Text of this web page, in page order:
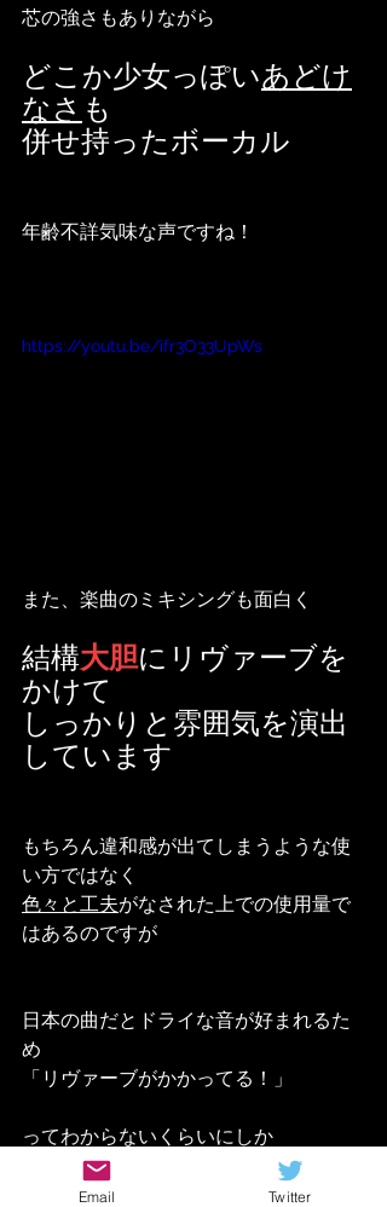
芯の強さもありながら
どこか少女っぽいあどけ
なさ も
併せ持ったボーカル
年齢不詳気味な声ですね！
https://youtu.be/ifr3O33UpWs
また、楽曲のミキシングも面白く
結構大胆にリヴァーブを
かけて
しっかりと雰囲気を演出
しています
もちろん違和感が出てしまうような使
い方ではなく
色々と工夫がなされた上での使用量で
はあるのですが
日本の曲だとドライな音が好まれるた
め
「リヴァーブがかかってる！」
ってわからないくらいにしか
使わないことも多いですからね
Email Twitter